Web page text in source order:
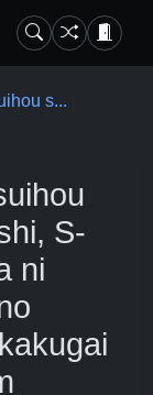
s...
S-
ni